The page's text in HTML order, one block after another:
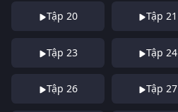
Tập 20 Tập 21
Tập 23 Tập 24
Tập 26 Tập 27